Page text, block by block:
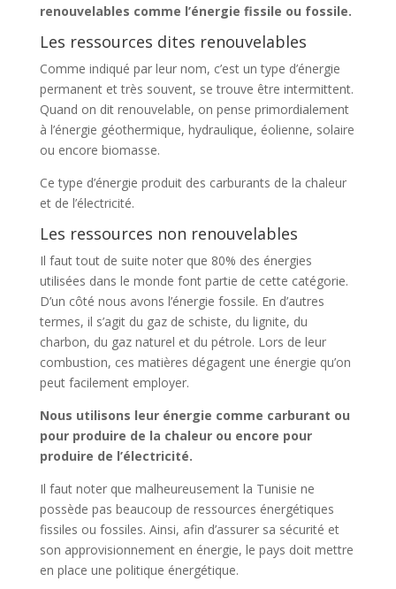
renouvelables comme l’énergie fissile ou fossile.
Les ressources dites renouvelables
Comme indiqué par leur nom, c’est un type d’énergie
permanent et très souvent, se trouve être intermittent.
Quand on dit renouvelable, on pense primordialement
à l’énergie géothermique, hydraulique, éolienne, solaire
ou encore biomasse.
Ce type d’énergie produit des carburants de la chaleur
et de l’électricité.
Les ressources non renouvelables
Il faut tout de suite noter que 80% des énergies
utilisées dans le monde font partie de cette catégorie.
D’un côté nous avons l’énergie fossile. En d’autres
termes, il s’agit du gaz de schiste, du lignite, du
charbon, du gaz naturel et du pétrole. Lors de leur
combustion, ces matières dégagent une énergie qu’on
peut facilement employer.
Nous utilisons leur énergie comme carburant ou
pour produire de la chaleur ou encore pour
produire de l’électricité.
Il faut noter que malheureusement la Tunisie ne
possède pas beaucoup de ressources énergétiques
fissiles ou fossiles. Ainsi, afin d’assurer sa sécurité et
son approvisionnement en énergie, le pays doit mettre
en place une politique énergétique.